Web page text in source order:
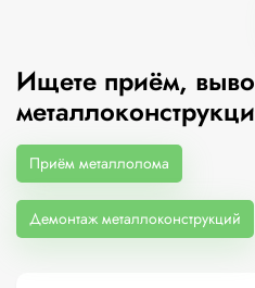
Ищете приём,
Приём металлолома
Демонтаж металлоконструкций